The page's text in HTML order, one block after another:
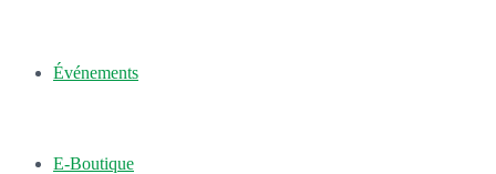
Événements
E-Boutique